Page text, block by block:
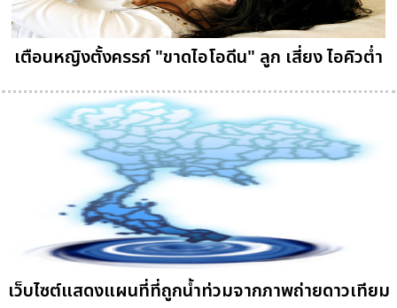
เตือนหญิงตั้งครรภ์ "ขาดไอโอดีน" ลูก เสี่ยง ไอคิวต่ำ
เว็บไซต์แสดงแผนที่ที่ถูกน้ำท่วมจากภาพถ่ายดาวเทียม